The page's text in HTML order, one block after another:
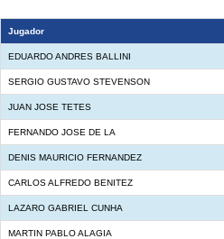
Jugador
EDUARDO ANDRES BALLINI
SERGIO GUSTAVO STEVENSON
JUAN JOSE TETES
FERNANDO JOSE DE LA
DENIS MAURICIO FERNANDEZ
CARLOS ALFREDO BENITEZ
LAZARO GABRIEL CUNHA
MARTIN PABLO ALAGIA